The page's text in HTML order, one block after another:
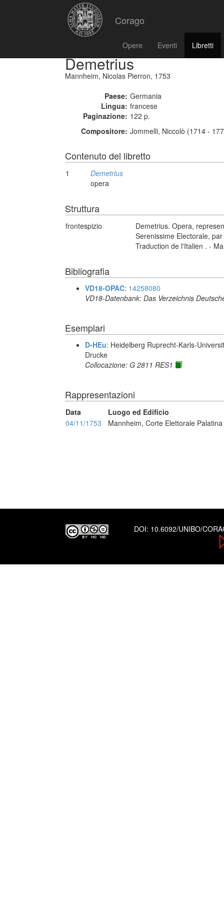
Corago
Opere Eventi Libretti
Demetrius
Mannheim, Nicolas Pierron, 1753
Paese: Germania
Lingua: francese
Paginazione: 122 p.
Compositore: Jommelli, Niccolò (1714 -
Contenuto del libretto
1
Demetrius
opera
Struttura
frontespizio
Demetrius. Opera,
Serenissime Electorale,
Traduction de l'Italien . -
Bibliografia
VD18-OPAC: 14258080
VD18-Datenbank: Das Verzeichnis
Esemplari
D-HEu: Heidelberg Ruprecht-Karls-
Drucke
Collocazione: G 2811 RES1
Rappresentazioni
Data
Luogo ed Edificio
04/11/1753
Mannheim, Corte Elettorale Palatina
DOI: 10.6092/UNIBO/